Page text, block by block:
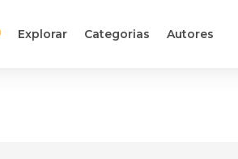
Explorar Categorias Autores